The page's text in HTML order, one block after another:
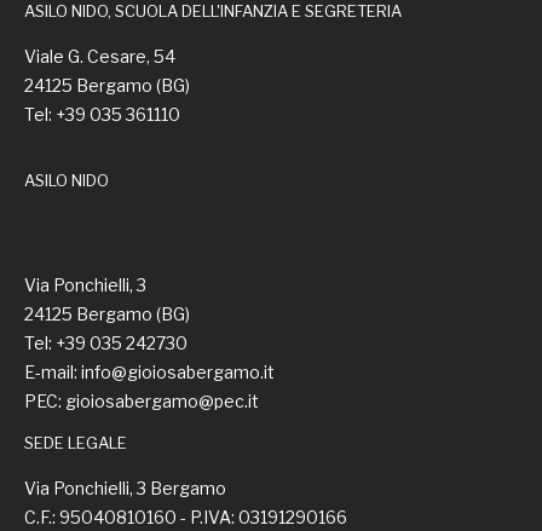
ASILO NIDO, SCUOLA DELL'INFANZIA E SEGRETERIA
Viale G. Cesare, 54
24125 Bergamo (BG)
Tel: +39 035 361110
ASILO NIDO
Via Ponchielli, 3
24125 Bergamo (BG)
Tel: +39 035 242730
E-mail: info@gioiosabergamo.it
PEC: gioiosabergamo@pec.it
SEDE LEGALE
Via Ponchielli, 3 Bergamo
C.F.: 95040810160 - P.IVA: 03191290166